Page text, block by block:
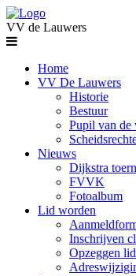
VV de Lauwers
Home
VV De Lauwers
Historie
Bestuur
Pupil van de
Nieuws
Dijkstra
FVVK
Fotoalbum
Lid worden
Inschrijven
Opzeggen